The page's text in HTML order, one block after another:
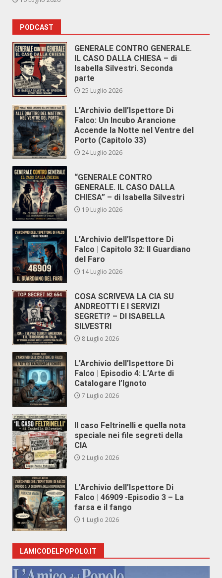
PODCAST
GENERALE CONTRO GENERALE.
IL CASO DALLA CHIESA – di
Isabella Silvestri. Seconda
parte
25 Luglio 2026
L’Archivio dell’Ispettore Di
Falco: Un Incubo Arancione
Accende la Notte nel Ventre del
Porto (Capitolo 33)
24 Luglio 2026
“GENERALE CONTRO
GENERALE. IL CASO DALLA
CHIESA” – di Isabella Silvestri
19 Luglio 2026
L’Archivio dell’Ispettore Di
Falco | Capitolo 32: Il Guardiano
del Faro
14 Luglio 2026
COSA SCRIVEVA LA CIA SU
ANDREOTTI E I SERVIZI
SEGRETI? – DI ISABELLA
SILVESTRI
8 Luglio 2026
L’Archivio dell’Ispettore Di
Falco | Episodio 4: L’Arte di
Catalogare l’Ignoto
7 Luglio 2026
Il caso Feltrinelli e quella nota
speciale nei file segreti della
CIA
2 Luglio 2026
L’Archivio dell’Ispettore Di
Falco | 46909 -Episodio 3 – La
farsa e il fango
1 Luglio 2026
LAMICODELPOPOLO.IT